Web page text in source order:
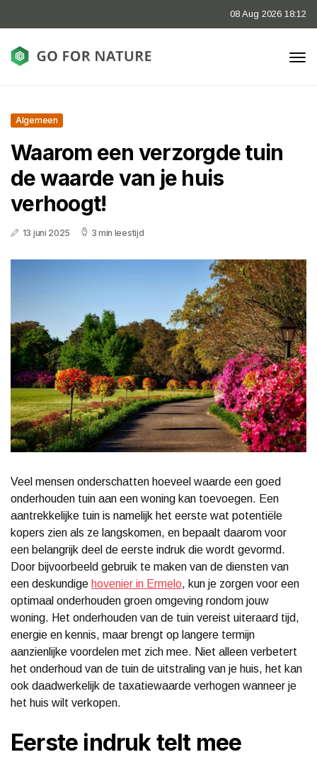
08 Aug 2026 18:12
Algemeen
Waarom een verzorgde tuin
de waarde van je huis
verhoogt!
13 juni 2025 3 min leestijd
Veel mensen onderschatten hoeveel waarde een goed
onderhouden tuin aan een woning kan toevoegen. Een
aantrekkelijke tuin is namelijk het eerste wat potentiële
kopers zien als ze langskomen, en bepaalt daarom voor
een belangrijk deel de eerste indruk die wordt gevormd.
Door bijvoorbeeld gebruik te maken van de diensten van
een deskundige hovenier in Ermelo, kun je zorgen voor een
optimaal onderhouden groen omgeving rondom jouw
woning. Het onderhouden van de tuin vereist uiteraard tijd,
energie en kennis, maar brengt op langere termijn
aanzienlijke voordelen met zich mee. Niet alleen verbetert
het onderhoud van de tuin de uitstraling van je huis, het kan
ook daadwerkelijk de taxatiewaarde verhogen wanneer je
het huis wilt verkopen.
Eerste indruk telt mee